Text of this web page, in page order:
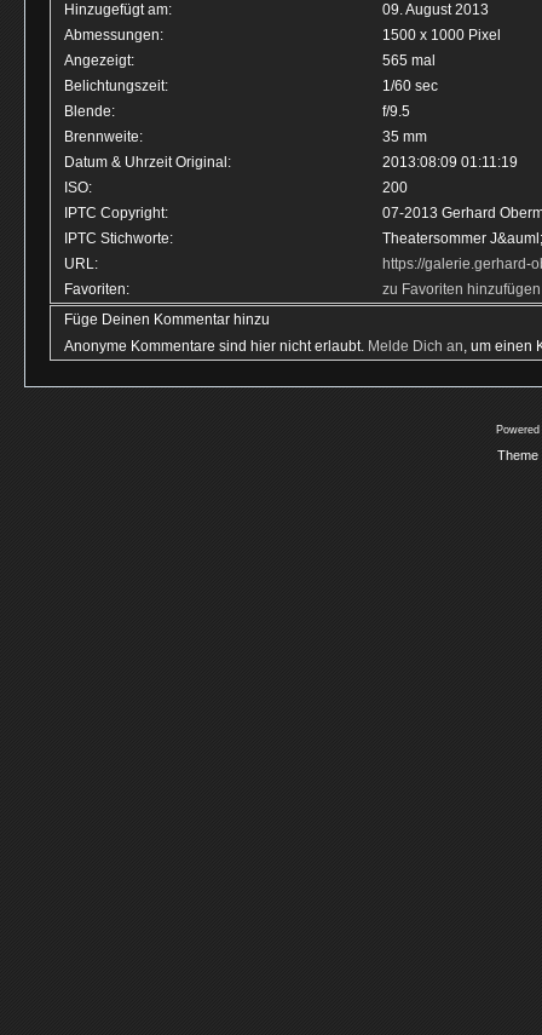
Hinzugefügt am:
09. August 2013
Abmessungen:
1500 x 1000 Pixel
Angezeigt:
565 mal
Belichtungszeit:
1/60 sec
Blende:
f/9.5
Brennweite:
35 mm
Datum & Uhrzeit Original:
2013:08:09 01:11:19
ISO:
200
IPTC Copyright:
07-2013 Gerhard
IPTC Stichworte:
Theatersommer
URL:
https://galerie.gerhard-
Favoriten:
zu Favoriten hinzufügen
Füge Deinen Kommentar hinzu
Anonyme Kommentare sind hier nicht erlaubt. Melde Dich an, um einen
Theme